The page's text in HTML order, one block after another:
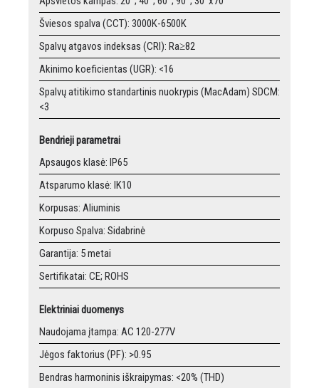
Šviesos spalva (CCT): 3000K-6500K
Spalvų atgavos indeksas (CRI): Ra≥82
Akinimo koeficientas (UGR): <16
Spalvų atitikimo standartinis nuokrypis (MacAdam) SDCM:
<3
Bendrieji parametrai
Apsaugos klasė: IP65
Atsparumo klasė: IK10
Korpusas: Aliuminis
Korpuso Spalva: Sidabrinė
Garantija: 5 metai
Sertifikatai: CE; ROHS
Elektriniai duomenys
Naudojama įtampa: AC 120-277V
Jėgos faktorius (PF): >0.95
Bendras harmoninis iškraipymas: <20% (THD)